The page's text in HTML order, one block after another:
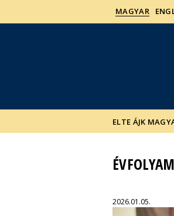
MAGYAR
ELTE ÁJK
2026.01.05.